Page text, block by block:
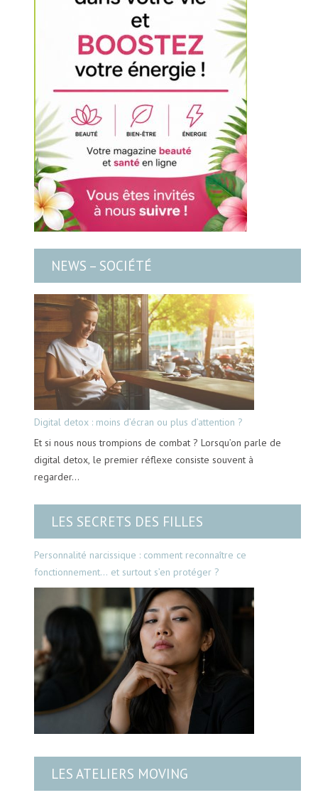
NEWS – SOCIÉTÉ
Digital detox : moins d’écran ou plus d’attention ?
Et si nous nous trompions de combat ? Lorsqu’on parle de
digital detox, le premier réflexe consiste souvent à
regarder…
LES SECRETS DES FILLES
Personnalité narcissique : comment reconnaître ce
fonctionnement… et surtout s’en protéger ?
LES ATELIERS MOVING